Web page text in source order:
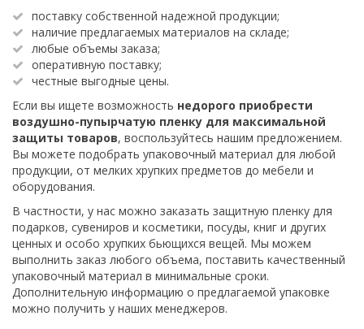
поставку собственной надежной продукции;
наличие предлагаемых материалов на складе;
любые объемы заказа;
оперативную поставку;
честные выгодные цены.
Если вы ищете возможность недорого приобрести
воздушно-пупырчатую пленку для максимальной
защиты товаров, воспользуйтесь нашим предложением.
Вы можете подобрать упаковочный материал для любой
продукции, от мелких хрупких предметов до мебели и
оборудования.
В частности, у нас можно заказать защитную пленку для
подарков, сувениров и косметики, посуды, книг и других
ценных и особо хрупких бьющихся вещей. Мы можем
выполнить заказ любого объема, поставить качественный
упаковочный материал в минимальные сроки.
Дополнительную информацию о предлагаемой упаковке
можно получить у наших менеджеров.